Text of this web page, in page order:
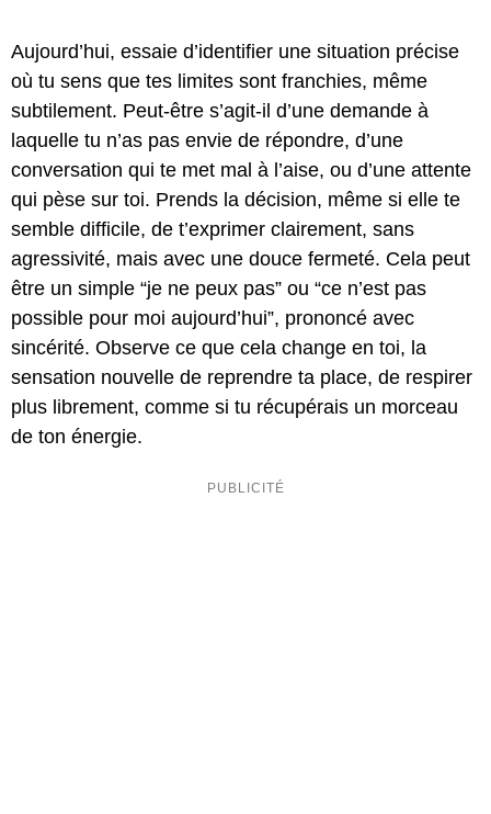
Aujourd’hui, essaie d’identifier une situation précise
où tu sens que tes limites sont franchies, même
subtilement. Peut-être s’agit-il d’une demande à
laquelle tu n’as pas envie de répondre, d’une
conversation qui te met mal à l’aise, ou d’une attente
qui pèse sur toi. Prends la décision, même si elle te
semble difficile, de t’exprimer clairement, sans
agressivité, mais avec une douce fermeté. Cela peut
être un simple “je ne peux pas” ou “ce n’est pas
possible pour moi aujourd’hui”, prononcé avec
sincérité. Observe ce que cela change en toi, la
sensation nouvelle de reprendre ta place, de respirer
plus librement, comme si tu récupérais un morceau
de ton énergie.